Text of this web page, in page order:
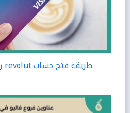
طريقة فتح حساب revolut ريفولت وتفعيله